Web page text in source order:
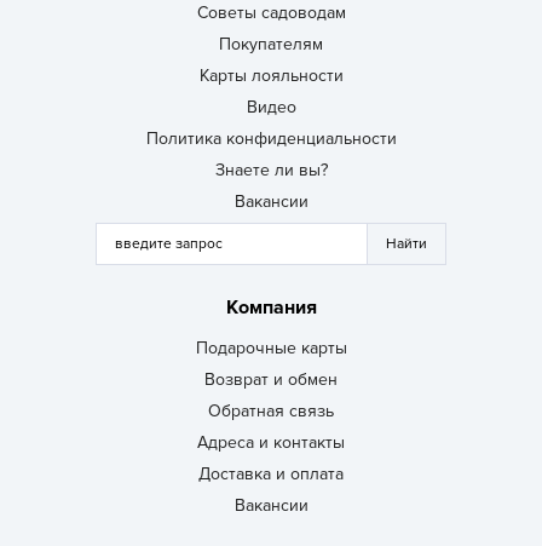
Советы садоводам
Покупателям
Карты лояльности
Видео
Политика конфиденциальности
Знаете ли вы?
Вакансии
Компания
Подарочные карты
Возврат и обмен
Обратная связь
Адреса и контакты
Доставка и оплата
Вакансии